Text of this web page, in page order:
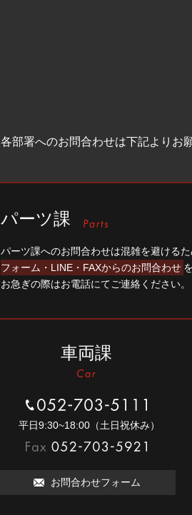
各部署へのお問合わせは下記よりお
パーツ課
パーツ課へのお問合わせは混雑を避ける
フォーム・LINE・FAXからのお問合わせ
お急ぎの際はお電話にてご連絡ください。
車両課
052-703-5111
平⽇9:30~18:00（⼟⽇祝休み）
お問合わせフォーム